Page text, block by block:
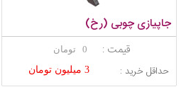
جاپیازی چوبی (رخ)
قیمت : 0 تومان
حداقل خرید : 3 میلیون تومان